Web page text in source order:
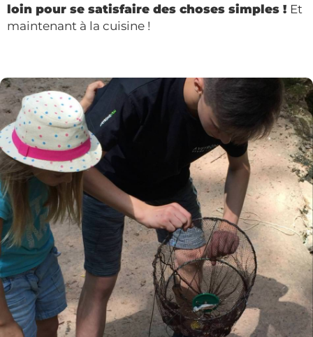
loin pour se satisfaire des choses simples ! Et
maintenant à la cuisine !